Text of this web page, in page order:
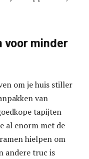
voor minder
om je huis stiller
van
tapijten
al enorm met de
hielpen om
andere truc is